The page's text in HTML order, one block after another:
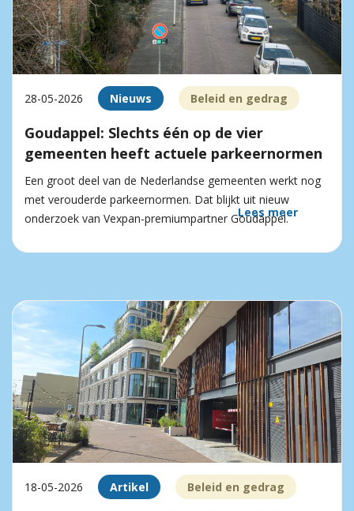
28-05-2026 Nieuws Beleid en gedrag
Goudappel: Slechts één op de vier
gemeenten heeft actuele parkeernormen
Een groot deel van de Nederlandse gemeenten werkt nog
met verouderde parkeernormen. Dat blijkt uit nieuw
onderzoek van Vexpan-premiumpartner Goudappel.
Lees meer
18-05-2026 Artikel Beleid en gedrag